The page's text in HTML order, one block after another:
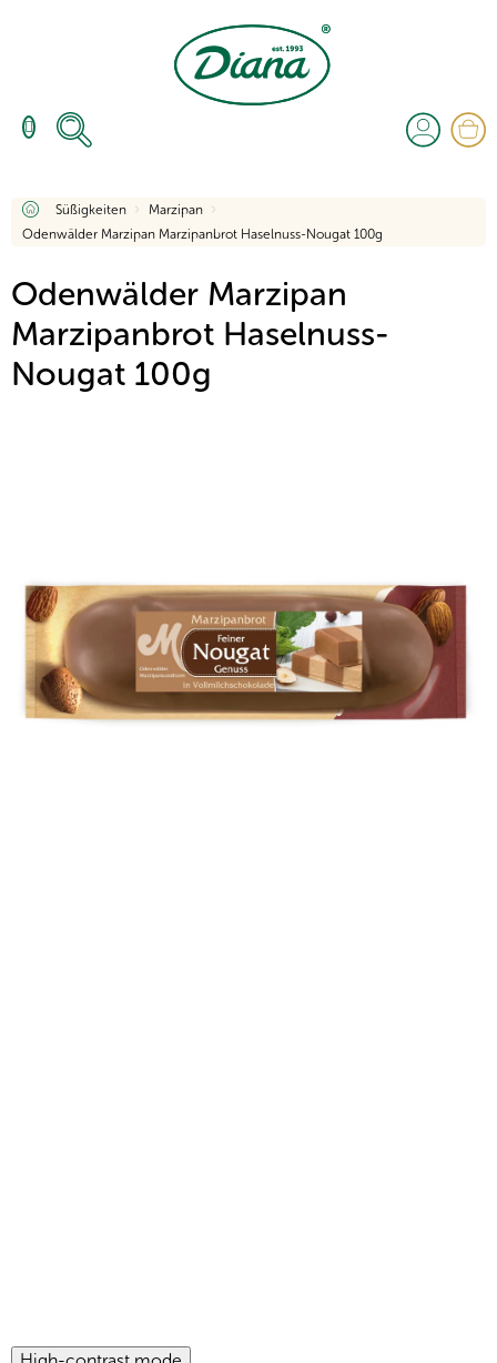
Startseite
Süßigkeiten
Marzipan
Odenwälder Marzipan Marzipanbrot Haselnuss-Nougat 100g
Odenwälder Marzipan
Marzipanbrot Haselnuss-
Nougat 100g